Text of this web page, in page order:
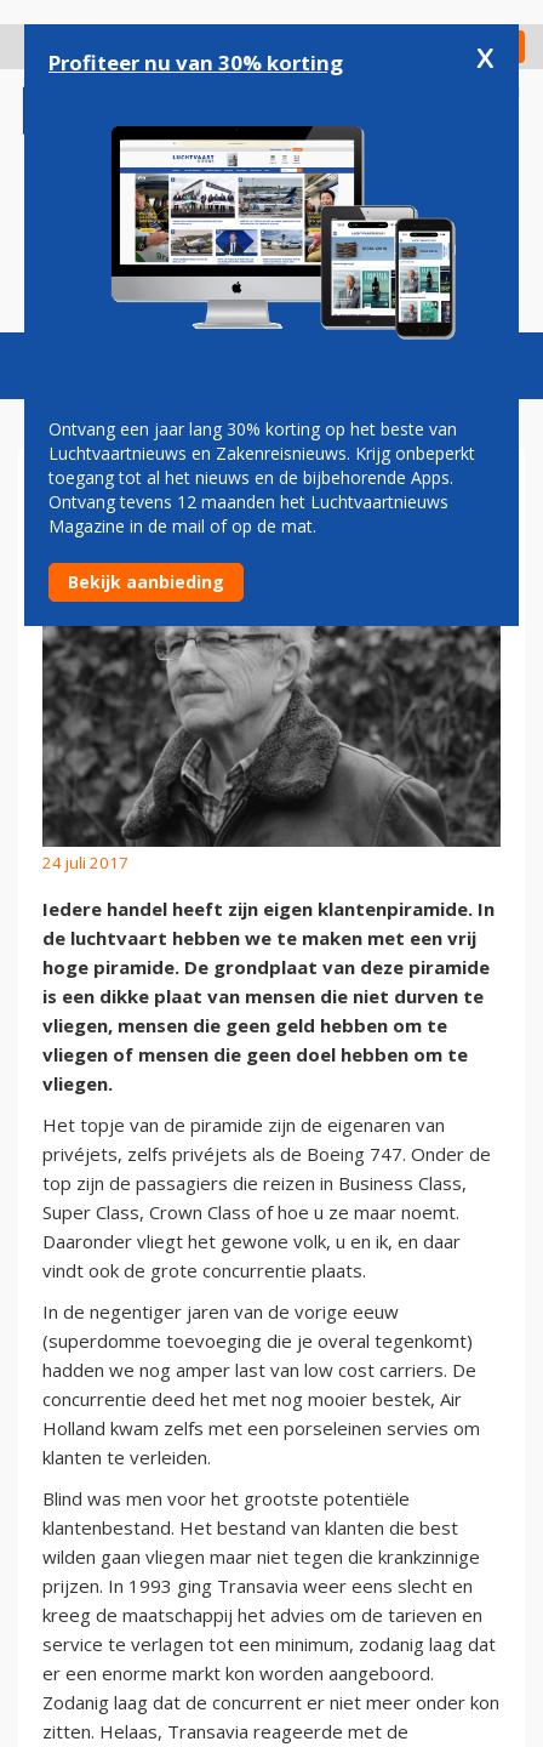
gaan
Check in
Magazine Podcasts Vacatures
PAUL GROVE:
MARKTVERDELING
24 juli 2017
Iedere handel heeft zijn eigen klantenpiramide. In
de luchtvaart hebben we te maken met een vrij
hoge piramide. De grondplaat van deze piramide
is een dikke plaat van mensen die niet durven te
vliegen, mensen die geen geld hebben om te
vliegen of mensen die geen doel hebben om te
vliegen.
Het topje van de piramide zijn de eigenaren van
privéjets, zelfs privéjets als de Boeing 747. Onder de
top zijn de passagiers die reizen in Business Class,
Super Class, Crown Class of hoe u ze maar noemt.
Daaronder vliegt het gewone volk, u en ik, en daar
vindt ook de grote concurrentie plaats.
In de negentiger jaren van de vorige eeuw
(superdomme toevoeging die je overal tegenkomt)
hadden we nog amper last van low cost carriers. De
concurrentie deed het met nog mooier bestek, Air
Holland kwam zelfs met een porseleinen servies om
klanten te verleiden.
Blind was men voor het grootste potentiële
klantenbestand. Het bestand van klanten die best
wilden gaan vliegen maar niet tegen die krankzinnige
prijzen. In 1993 ging Transavia weer eens slecht en
kreeg de maatschappij het advies om de tarieven en
service te verlagen tot een minimum, zodanig laag dat
er een enorme markt kon worden aangeboord.
Zodanig laag dat de concurrent er niet meer onder kon
zitten. Helaas, Transavia reageerde met de
Profiteer nu van 30% korting x
Ontvang een jaar lang 30% korting op het beste van
Luchtvaartnieuws en Zakenreisnieuws. Krijg onbeperkt
toegang tot al het nieuws en de bijbehorende Apps.
Ontvang tevens 12 maanden het Luchtvaartnieuws
Magazine in de mail of op de mat.
Bekijk aanbieding